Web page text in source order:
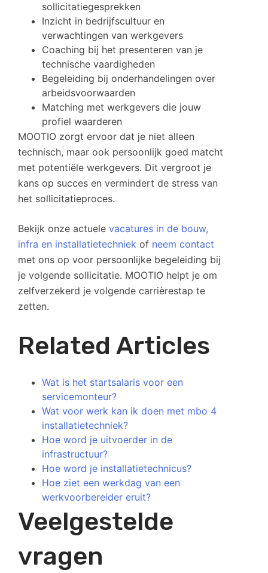
sollicitatiegesprekken
Inzicht in bedrijfscultuur en
verwachtingen van werkgevers
Coaching bij het presenteren van je
technische vaardigheden
Begeleiding bij onderhandelingen over
arbeidsvoorwaarden
Matching met werkgevers die jouw
profiel waarderen
MOOTIO zorgt ervoor dat je niet alleen
technisch, maar ook persoonlijk goed matcht
met potentiële werkgevers. Dit vergroot je
kans op succes en vermindert de stress van
het sollicitatieproces.
Bekijk onze actuele vacatures in de bouw,
infra en installatietechniek of neem contact
met ons op voor persoonlijke begeleiding bij
je volgende sollicitatie. MOOTIO helpt je om
zelfverzekerd je volgende carrièrestap te
zetten.
Related Articles
Wat is het startsalaris voor een
servicemonteur?
Wat voor werk kan ik doen met mbo 4
installatietechniek?
Hoe word je uitvoerder in de
infrastructuur?
Hoe word je installatietechnicus?
Hoe ziet een werkdag van een
werkvoorbereider eruit?
Veelgestelde
vragen